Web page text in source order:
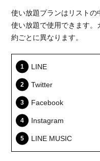
使い放題プランはリストの
使い放題で使用できます
約ごとに異なります。
LINE
Twitter
Facebook
Instagram
LINE MUSIC